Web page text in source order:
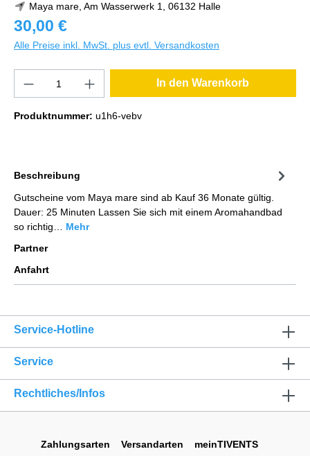
Maya mare, Am Wasserwerk 1, 06132 Halle
30,00 €
Alle Preise inkl. MwSt. plus evtl. Versandkosten
In den Warenkorb
Produktnummer: u1h6-vebv
Beschreibung
Gutscheine vom Maya mare sind ab Kauf 36 Monate gültig.
Dauer: 25 Minuten Lassen Sie sich mit einem Aromahandbad
so richtig… Mehr
Partner
Anfahrt
Service-Hotline
Service
Rechtliches/Infos
Zahlungsarten Versandarten meinTIVENTS